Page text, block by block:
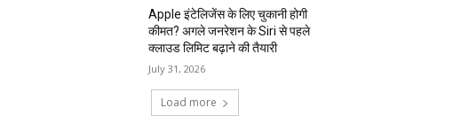
Apple इंटेलिजेंस के लिए चुकानी होगी
कीमत? अगले जनरेशन के Siri से पहले
क्लाउड लिमिट बढ़ाने की तैयारी
July 31, 2026
Load more